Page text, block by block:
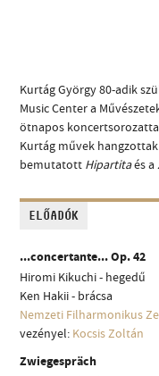
Kurtág György 80-adik
Music Center a
ötnapos
Kurtág művek
bemutatott Hipartitaés a
ELŐADÓK
...concertante... Op. 42
Hiromi Kikuchi - hegedű
Ken Hakii - brácsa
Nemzeti Filharmonikus
vezényel: Kocsis Zoltán
Zwiegespräch